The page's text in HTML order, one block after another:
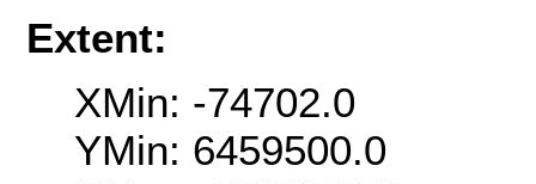
Extent:
XMin: -74702.0
YMin: 6459500.0